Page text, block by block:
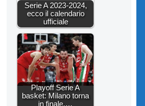
Serie A 2023-2024,
ecco il calendario
ufficiale
Playoff Serie A
basket: Milano torna
in finale,…